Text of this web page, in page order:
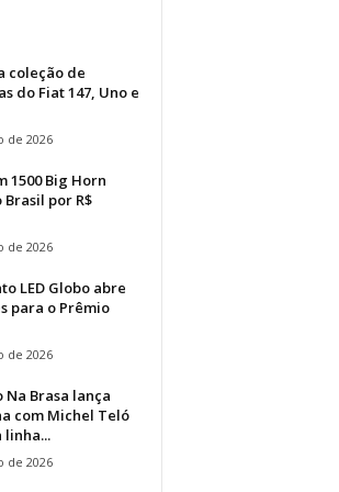
coleção de
do Fiat 147, Uno e
de 2026
1500 Big Horn
Brasil por R$
de 2026
LED Globo abre
para o Prêmio
de 2026
Brasa lança
com Michel Teló
linha...
de 2026